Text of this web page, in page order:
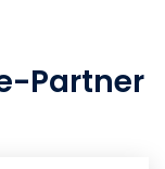
Partner